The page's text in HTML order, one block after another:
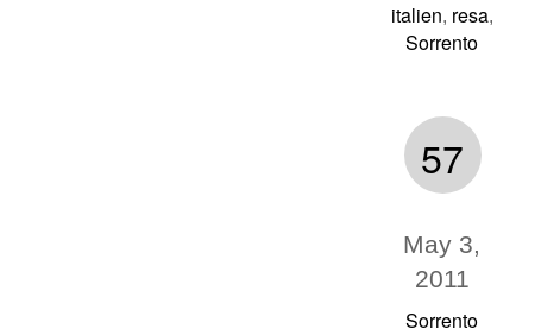
italien, resa,
Sorrento
57
May 3,
2011
Sorrento